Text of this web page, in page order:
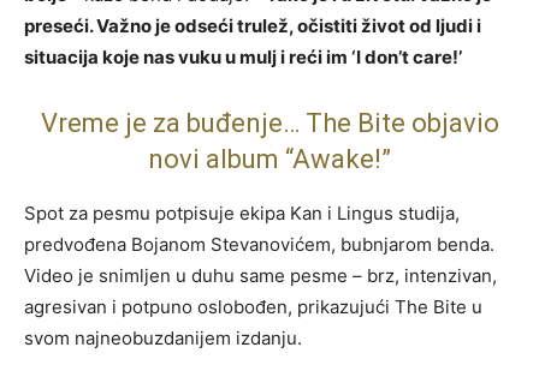
preseći. Važno je odseći trulež, očistiti život od ljudi i
situacija koje nas vuku u mulj i reći im ‘I don’t care!’
Vreme je za buđenje… The Bite objavio
novi album “Awake!”
Spot za pesmu potpisuje ekipa Kan i Lingus studija,
predvođena Bojanom Stevanovićem, bubnjarom benda.
Video je snimljen u duhu same pesme – brz, intenzivan,
agresivan i potpuno oslobođen, prikazujući The Bite u
svom najneobuzdanijem izdanju.